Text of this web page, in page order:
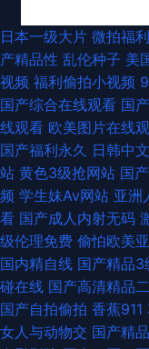
91模特磁力 久久草福利
视频 日本无码电源 午夜
福利国产区 91网站在线
久在线天天做 久草福利
情片 国产在线啪在线啪
撸 男人天堂资源网 无码
短片 超碰五月天 国内九
日本一级大片 微拍福
产精品性 乱伦种子 美
视频 福利偷拍小视频
国产综合在线观看 国
线观看 欧美图片在线
国产福利永久 日韩中
站 黄色3级抢网站 国
频 学生妹Av网站 亚洲
看 国产成人内射无码
级伦理免费 偷怕欧美
国内精自线 国产精品3
碰在线 国产高清精品
国产自拍偷拍 香蕉911
女人与动物交 国产精